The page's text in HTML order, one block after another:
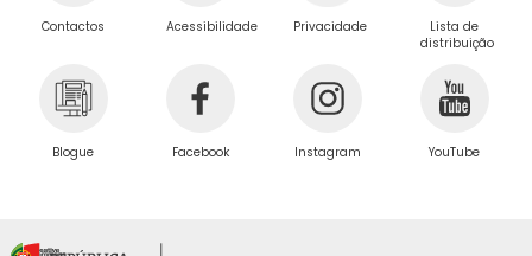
Contactos Acessibilidade Privacidade
Lista de
distribuição
Blogue Facebook Instagram YouTube